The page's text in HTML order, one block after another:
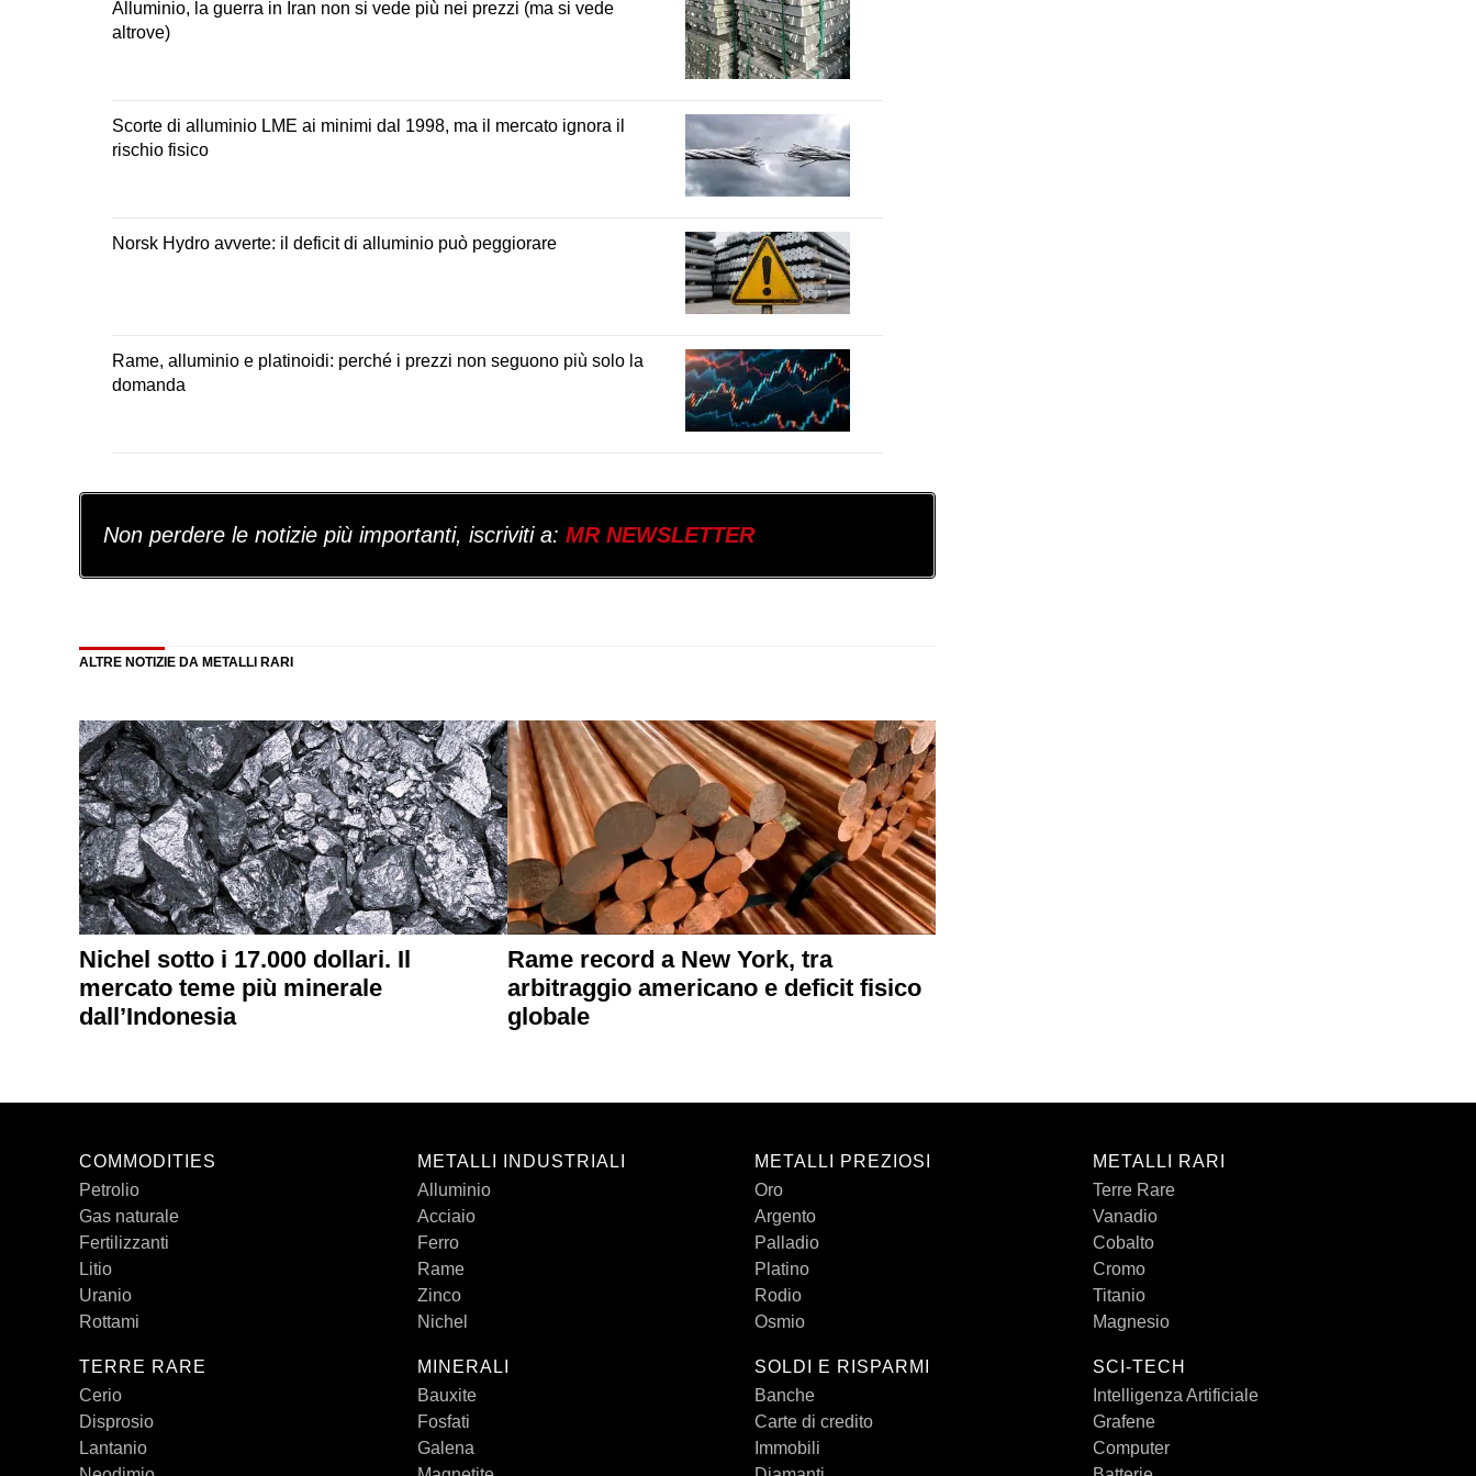
Alluminio, la guerra in Iran non si vede più nei prezzi (ma si vede
altrove)
Scorte di alluminio LME ai minimi dal 1998, ma il mercato ignora il
rischio fisico
Norsk Hydro avverte: il deficit di alluminio può peggiorare
Rame, alluminio e platinoidi: perché i prezzi non seguono più solo la
domanda
Non perdere le notizie più importanti, iscriviti a: MR NEWSLETTER
ALTRE NOTIZIE DA METALLI RARI
Nichel sotto i 17.000 dollari. Il
mercato teme più minerale
dall’Indonesia
Rame record a New York, tra
arbitraggio americano e deficit fisico
globale
COMMODITIES
Petrolio
Gas naturale
Fertilizzanti
Litio
Uranio
Rottami
TERRE RARE
Cerio
Disprosio
Lantanio
METALLI INDUSTRIALI
Alluminio
Acciaio
Ferro
Rame
Zinco
Nichel
MINERALI
Bauxite
Fosfati
Galena
METALLI PREZIOSI
Oro
Argento
Palladio
Platino
Rodio
Osmio
SOLDI E RISPARMI
Banche
Carte di credito
Immobili
METALLI RARI
Terre Rare
Vanadio
Cobalto
Cromo
Titanio
Magnesio
SCI-TECH
Intelligenza Artificiale
Grafene
Computer